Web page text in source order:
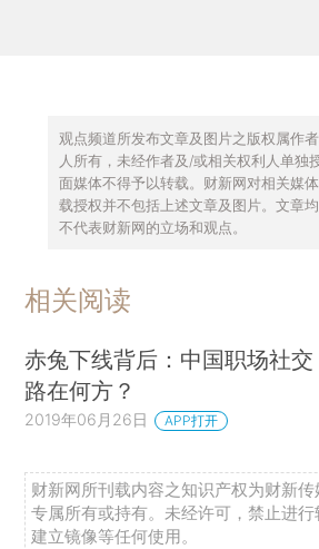
观点频道所发布文章及图片之版权属作
人所有，未经作者及/或相关权利人单独
面媒体不得予以转载。财新网对相关媒
载授权并不包括上述文章及图片。文章
不代表财新网的立场和观点。
相关阅读
赤兔下线背后：中国职场社交
路在何方？
2019年06月26日 APP打开
财新网所刊载内容之知识产权为财新
专属所有或持有。未经许可，禁止进
建立镜像等任何使用。